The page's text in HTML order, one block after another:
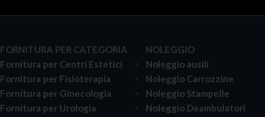
FORNITURA PER CATEGORIA
Fornitura per Centri Estetici
Fornitura per Fisioterapia
Fornitura per Ginecologia
Fornitura per Urologia
NOLEGGIO
Noleggio ausili
Noleggio Carrozzine
Noleggio Stampelle
Noleggio Deambulatori